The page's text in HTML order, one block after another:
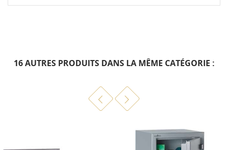
16 AUTRES PRODUITS DANS LA MÊME CATÉGORIE :